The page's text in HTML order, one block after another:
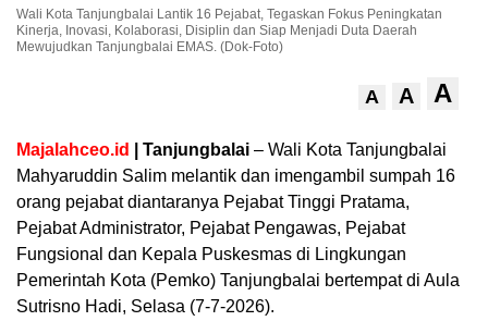
Wali Kota Tanjungbalai Lantik 16 Pejabat, Tegaskan Fokus Peningkatan
Kinerja, Inovasi, Kolaborasi, Disiplin dan Siap Menjadi Duta Daerah
Mewujudkan Tanjungbalai EMAS. (Dok-Foto)
A A A
Majalahceo.id | Tanjungbalai – Wali Kota Tanjungbalai
Mahyaruddin Salim melantik dan imengambil sumpah 16
orang pejabat diantaranya Pejabat Tinggi Pratama,
Pejabat Administrator, Pejabat Pengawas, Pejabat
Fungsional dan Kepala Puskesmas di Lingkungan
Pemerintah Kota (Pemko) Tanjungbalai bertempat di Aula
Sutrisno Hadi, Selasa (7-7-2026).